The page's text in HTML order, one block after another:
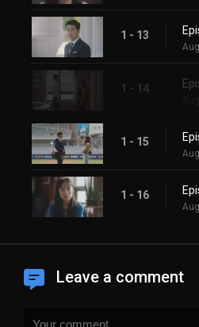
1 - 13
1 - 14
1 - 15
1 - 16
Leave a comment